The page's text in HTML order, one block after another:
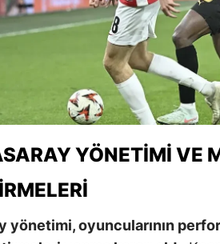
Tokat
Trabzon
Tunceli
Şanlıurfa
Uşak
YÖNETIMI VE
yönetimi, oyuncularının